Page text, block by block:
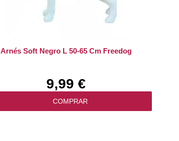
Arnés Soft Negro L 50-65 Cm Freedog
9,99 €
COMPRAR